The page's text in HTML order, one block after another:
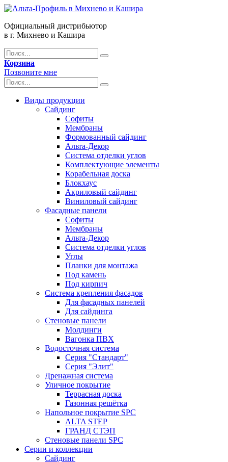
Официальный дистрибьютор
в г. Михнево и Кашира
Корзина
Позвоните мне
Виды продукции
Сайдинг
Софиты
Мембраны
Формованный сайдинг
Альта-Декор
Система отделки углов
Комплектующие элементы
Корабельная доска
Блокхаус
Акриловый сайдинг
Виниловый сайдинг
Фасадные панели
Софиты
Мембраны
Альта-Декор
Система отделки углов
Углы
Планки для монтажа
Под камень
Под кирпич
Система крепления фасадов
Для фасадных панелей
Для сайдинга
Стеновые панели
Молдинги
Вагонка ПВХ
Водосточная система
Серия "Стандарт"
Серия "Элит"
Дренажная система
Уличное покрытие
Террасная доска
Газонная решётка
Напольное покрытие SPC
ALTA STEP
ГРАНД СТЭП
Стеновые панели SPC
Серии и коллекции
Сайдинг